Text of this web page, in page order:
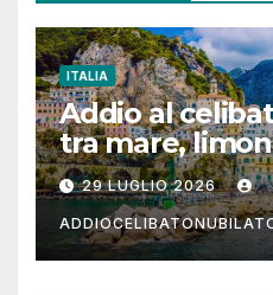
ITALIA
Addio al
tra mare,
festa in
29 LUGLIO 2026